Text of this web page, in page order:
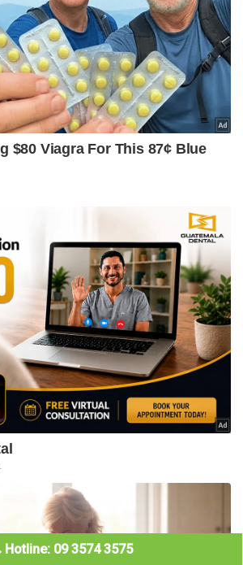
Hotline: 09 3574 3575